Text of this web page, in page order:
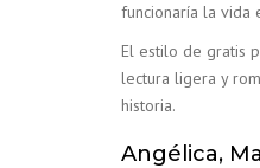
funcionaría la vida
El estilo de gratis
lectura ligera y
historia.
Angélica,